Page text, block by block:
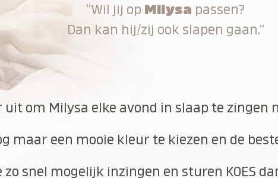
“Wil jij op Milysa passen?
Dan kan hij/zij ook slapen gaan.”
uit om Milysa elke avond in slaap te zingen
maar een mooie kleur te kiezen en de
zo snel mogelijk inzingen en sturen KOES